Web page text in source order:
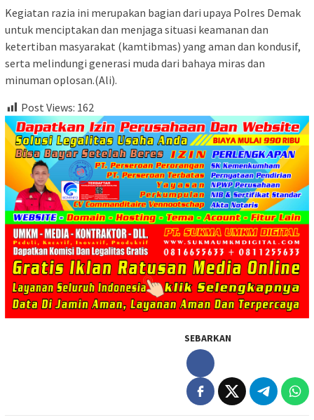
Kegiatan razia ini merupakan bagian dari upaya Polres Demak
untuk menciptakan dan menjaga situasi keamanan dan
ketertiban masyarakat (kamtibmas) yang aman dan kondusif,
serta melindungi generasi muda dari bahaya miras dan
minuman oplosan.(Ali).
Post Views: 162
SEBARKAN